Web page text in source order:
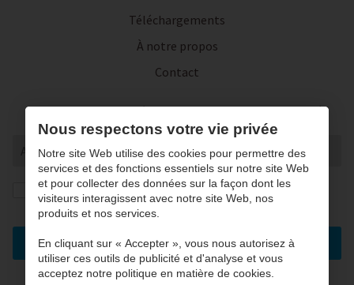
Téléchargements
À notre propos
Contact
Enregistrez
J’autorise la conversation et le traitement de mes
données conformément à notreprivacy statement
Nous respectons votre vie privée
Notre site Web utilise des cookies pour permettre des
services et des fonctions essentiels sur notre site Web
et pour collecter des données sur la façon dont les
visiteurs interagissent avec notre site Web, nos
produits et nos services.
En cliquant sur « Accepter », vous nous autorisez à
utiliser ces outils de publicité et d'analyse et vous
acceptez notre politique en matière de cookies.